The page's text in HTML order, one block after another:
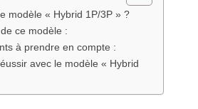
modèle « Hybrid 1P/3P » ?
ce modèle :
à prendre en compte :
avec le modèle « Hybrid